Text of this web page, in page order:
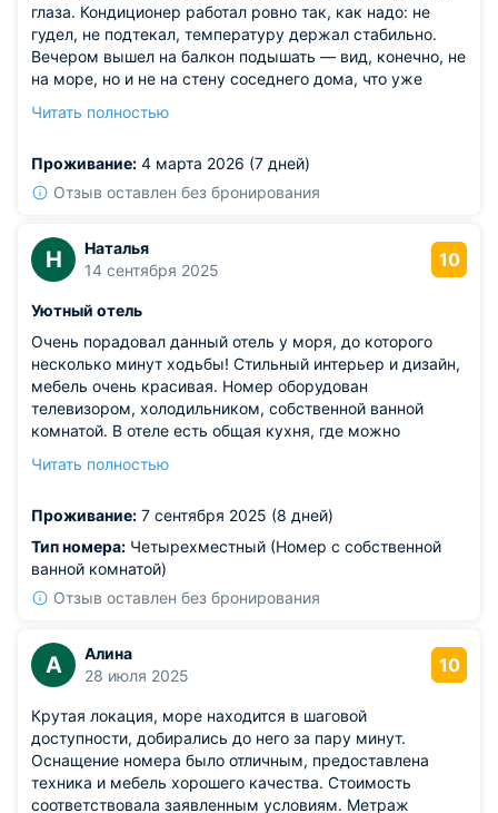
глаза. Кондиционер работал ровно так, как надо: не
гудел, не подтекал, температуру держал стабильно.
Вечером вышел на балкон подышать — вид, конечно, не
на море, но и не на стену соседнего дома, что уже
Из недостатков: из пожеланий: было бы здорово, если
хочется оставить бутылку воды прохладной на ночь.
Читать полностью
Проживание: 4 марта 2026 (7 дней)
Отзыв оставлен без бронирования
Н
Наталья
14 сентября 2025
10
Уютный отель
Очень порадовал данный отель у моря, до которого
несколько минут ходьбы! Стильный интерьер и дизайн,
мебель очень красивая. Номер оборудован
телевизором, холодильником, собственной ванной
комнатой. В отеле есть общая кухня, где можно
невысокая. Хозяин отеля и сотрудники очень приятные
спокойное. Территория ухоженная и благоустроенная.
Всё понравилось, обязательно вернемся сюда!
Читать полностью
Проживание: 7 сентября 2025 (8 дней)
Тип номера: Четырехместный (Номер с собственной
ванной комнатой)
Отзыв оставлен без бронирования
А
Алина
28 июля 2025
10
Крутая локация, море находится в шаговой
доступности, добирались до него за пару минут.
Оснащение номера было отличным, предоставлена
техника и мебель хорошего качества. Стоимость
соответствовала заявленным условиям. Метраж